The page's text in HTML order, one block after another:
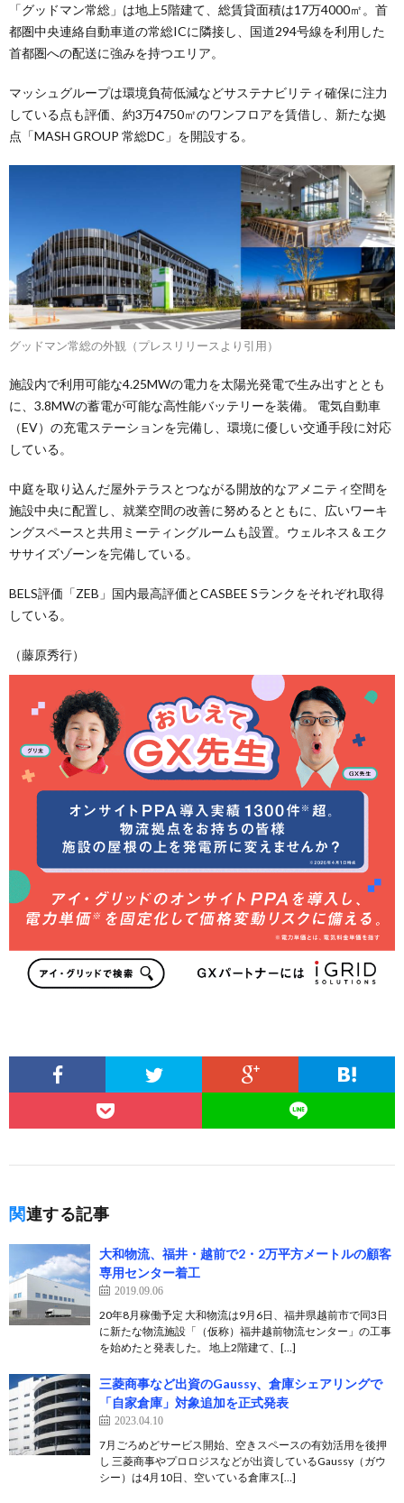
「グッドマン常総」は地上5階建て、総賃貸面積は17万4000㎡。首
都圏中央連絡自動車道の常総ICに隣接し、国道294号線を利用した
首都圏への配送に強みを持つエリア。
マッシュグループは環境負荷低減などサステナビリティ確保に注力
している点も評価、約3万4750㎡のワンフロアを賃借し、新たな拠
点「MASH GROUP 常総DC」を開設する。
グッドマン常総の外観（プレスリリースより引用）
施設内で利用可能な4.25MWの電力を太陽光発電で生み出すととも
に、3.8MWの蓄電が可能な高性能バッテリーを装備。 電気自動車
（EV）の充電ステーションを完備し、環境に優しい交通手段に対応
している。
中庭を取り込んだ屋外テラスとつながる開放的なアメニティ空間を
施設中央に配置し、就業空間の改善に努めるとともに、広いワーキ
ングスペースと共用ミーティングルームも設置。ウェルネス＆エク
ササイズゾーンを完備している。
BELS評価「ZEB」国内最高評価とCASBEE Sランクをそれぞれ取得
している。
（藤原秀行）
関連する記事
大和物流、福井・越前で2・2万平方メートルの顧客
専用センター着工
2019.09.06
20年8月稼働予定 大和物流は9月6日、福井県越前市で同3日
に新たな物流施設「（仮称）福井越前物流センター」の工事
を始めたと発表した。 地上2階建て、[…]
三菱商事など出資のGaussy、倉庫シェアリングで
「自家倉庫」対象追加を正式発表
2023.04.10
7月ごろめどサービス開始、空きスペースの有効活用を後押
し 三菱商事やプロロジスなどが出資しているGaussy（ガウ
シー）は4月10日、空いている倉庫ス[…]